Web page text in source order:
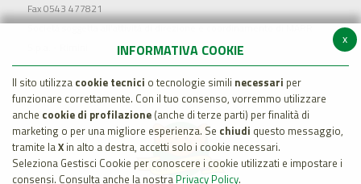
Fax 0543 477821
Società soggetta all'attività di direzione e coordinamento di MARR
x
INFORMATIVA COOKIE
Il sito utilizza cookie tecnici o tecnologie simili necessari per
funzionare correttamente. Con il tuo consenso, vorremmo utilizzare
anche cookie di profilazione (anche di terze parti) per finalità di
marketing o per una migliore esperienza. Se chiudi questo messaggio,
tramite laX in alto a destra, accetti solo i cookie necessari.
Seleziona Gestisci Cookie per conoscere i cookie utilizzati e impostare i
consensi. Consulta anche la nostra Privacy Policy.